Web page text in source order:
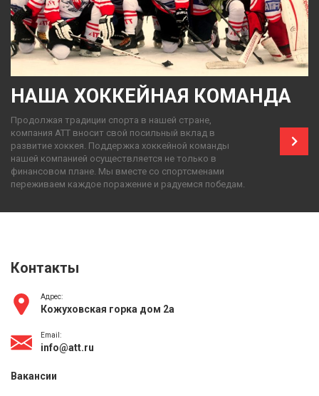
НАША ХОККЕЙНАЯ КОМАНДА
Продолжая традиции спорта в нашей стране,
компания АТТ вносит свой посильный вклад в
развитие хоккея. Поддержка хоккейной команды
нашей компанией осуществляется не только в
финансовом плане. Мы вместе со спортсменами
переживаем каждое поражение и радуемся победам.
Контакты
Адрес:
Кожуховская горка дом 2а
Email:
info@att.ru
Вакансии